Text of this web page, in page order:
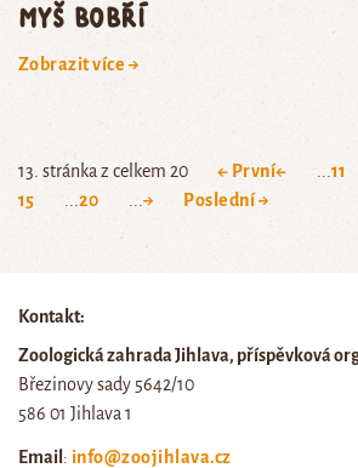
myš bobří
Zobrazit více →
13. stránka z celkem 20 ← První← 11
15
20 → Poslední →
Kontakt:
Zoologická zahrada Jihlava, příspěvková
Březinovy sady 5642/10
586 01 Jihlava 1
Email: info@zoojihlava.cz